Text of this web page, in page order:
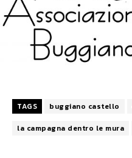
TAGS buggiano castello
la campagna dentro le mura